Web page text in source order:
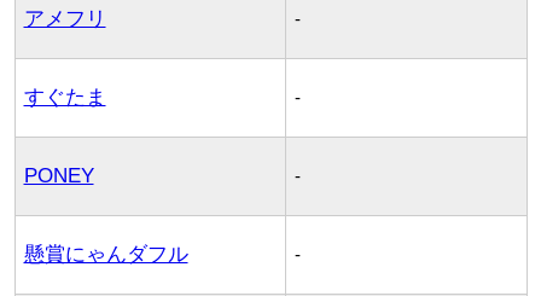
アメフリ -
すぐたま -
PONEY -
懸賞にゃんダフル -